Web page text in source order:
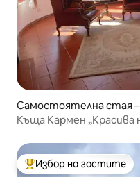
Самостоятелна стая
Къща Кармен „Красива
Най-популярен избор
Избор на гостите